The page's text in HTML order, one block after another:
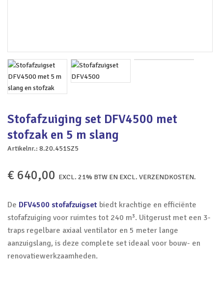
Stofafzuiging set DFV4500 met
stofzak en 5 m slang
Artikelnr.: 8.20.451SZ5
€ 640,00 EXCL. 21% BTW EN EXCL. VERZENDKOSTEN.
De DFV4500 stofafzuigset biedt krachtige en efficiënte
stofafzuiging voor ruimtes tot 240 m³. Uitgerust met een 3-
traps regelbare axiaal ventilator en 5 meter lange
aanzuigslang, is deze complete set ideaal voor bouw- en
renovatiewerkzaamheden.